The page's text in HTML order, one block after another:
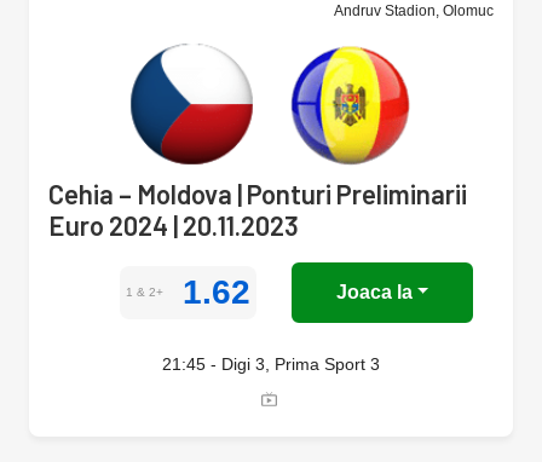
Andruv Stadion, Olomuc
Cehia – Moldova | Ponturi Preliminarii
Euro 2024 | 20.11.2023
1 & 2+ 1.62 Joaca la
21:45 - Digi 3, Prima Sport 3